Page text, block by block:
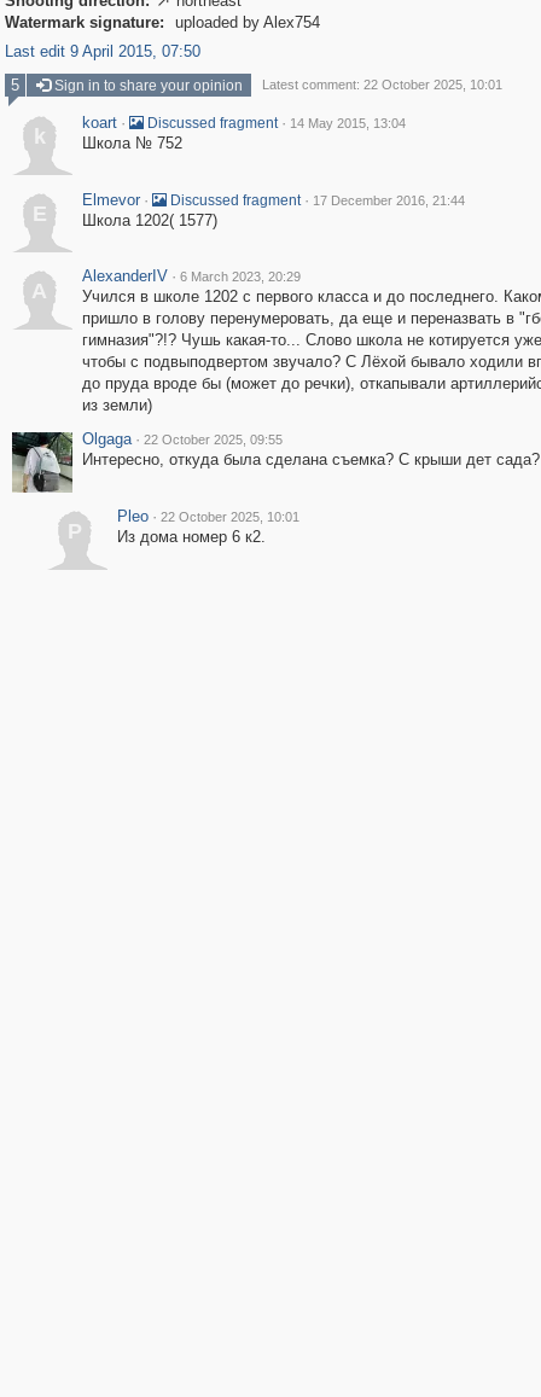
Watermark signature:
uploaded by Alex754
Last edit 9 April 2015, 07:50
5
Sign in to share your opinion Latest comment: 22 October 2025, 10:01
k
koart · Discussed fragment · 14 May 2015, 13:04
Школа № 752
E
Elmevor · Discussed fragment · 17 December 2016, 21:44
Школа 1202( 1577)
A
AlexanderIV · 6 March 2023, 20:29
Учился в школе 1202 с первого класса и до последнего.
пришло в голову перенумеровать, да еще и переназвать в
гимназия"?!? Чушь какая-то... Слово школа не котируется
чтобы с подвыподвертом звучало? С Лёхой бывало ходили
до пруда вроде бы (может до речки), откапывали
из земли)
Olgaga · 22 October 2025, 09:55
Интересно, откуда была сделана съемка? С крыши дет сада?
P
Pleo · 22 October 2025, 10:01
Из дома номер 6 к2.